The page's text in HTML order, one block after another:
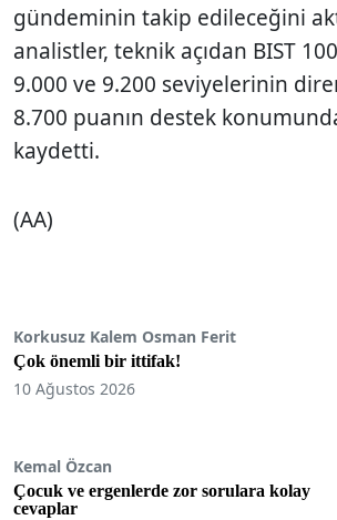
gündeminin takip edileceğini
analistler, teknik açıdan BIST
9.000 ve 9.200 seviyelerinin
8.700 puanın destek
kaydetti.
(AA)
Korkusuz Kalem Osman Ferit
Çok önemli bir ittifak!
10 Ağustos 2026
Kemal Özcan
Çocuk ve ergenlerde zor sorulara kolay
cevaplar